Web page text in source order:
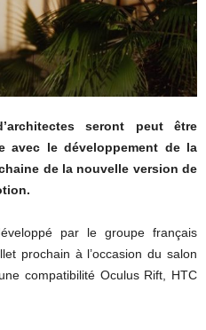
seront peut être
avec le développement de la
de la nouvelle version de
par le groupe français
prochain à l’occasion du salon
compatibilité Oculus Rift, HTC